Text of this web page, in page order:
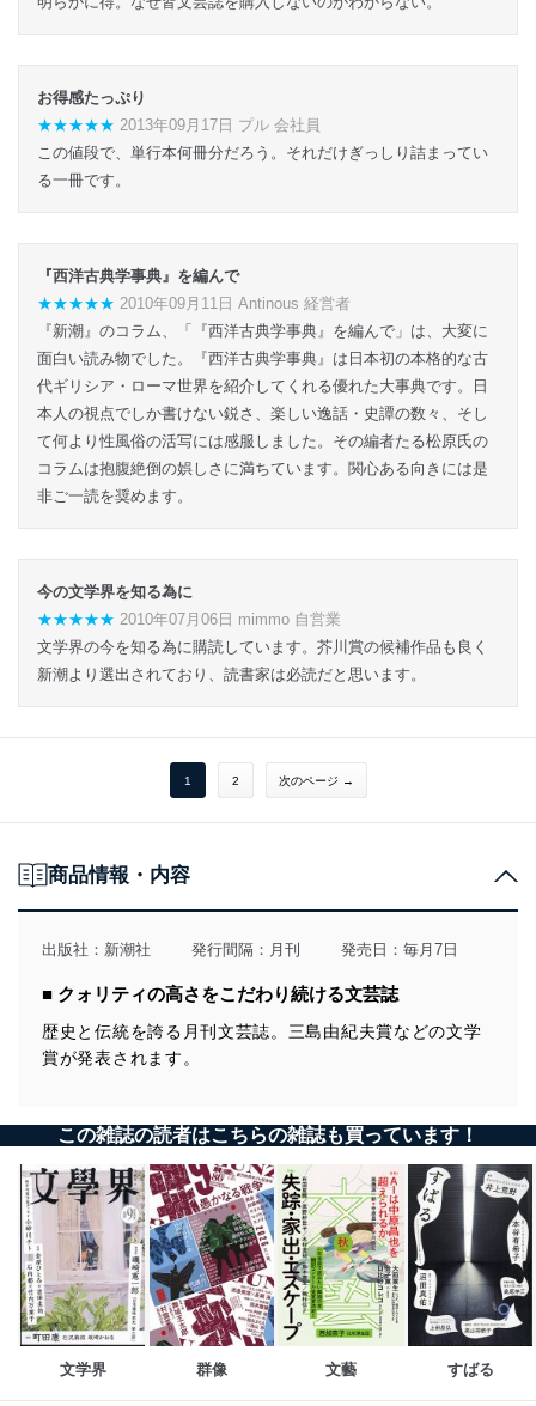
お得感たっぷり
★★★★★ 2013年09月17日 プル 会社員
この値段で、単行本何冊分だろう。それだけぎっしり詰まってい
る一冊です。
『西洋古典学事典』を編んで
★★★★★ 2010年09月11日 Antinous 経営者
『新潮』のコラム、「『西洋古典学事典』を編んで」は、大変に
面白い読み物でした。『西洋古典学事典』は日本初の本格的な古
代ギリシア・ローマ世界を紹介してくれる優れた大事典です。日
本人の視点でしか書けない鋭さ、楽しい逸話・史譚の数々、そし
て何より性風俗の活写には感服しました。その編者たる松原氏の
コラムは抱腹絶倒の娯しさに満ちています。関心ある向きには是
非ご一読を奨めます。
今の文学界を知る為に
★★★★★ 2010年07月06日 mimmo 自営業
文学界の今を知る為に購読しています。芥川賞の候補作品も良く
新潮より選出されており、読書家は必読だと思います。
1 2 次のページ →
商品情報・内容
出版社： 新潮社 発行間隔：月刊 発売日：毎月7日
■ クォリティの高さをこだわり続ける文芸誌
歴史と伝統を誇る月刊文芸誌。三島由紀夫賞などの文学
賞が発表されます。
この雑誌の読者はこちらの雑誌も買っています！
文学界 群像 文藝 すばる